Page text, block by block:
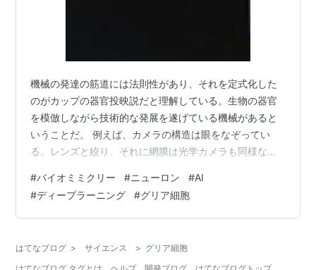
機械の発達の筋道には法則性があり、それを定式化した
のがカップの器官投映説だと理解している。生物の器官
を模倣しながら技術的な発展を遂げている機械があると
いうことだ。 例えば、カメラの構造は眼をなぞってい
る。レンズと絞り、それに網膜は光学カメラも同様な構
している。生物の持つ機能や特徴を意識的かつ技術的に
取り込んだ開発手法だ。 そういう考え方からするとAIの
一部も器官投映と言えなくもない。とりわけニューラル
の悉無律とそのネットワーク構造を電子的に模倣したも
#バイオミミクリー #ニューロン #AI
#ディープラーニング #グリア細胞
はてなブログ > サイエンス > グリア細胞